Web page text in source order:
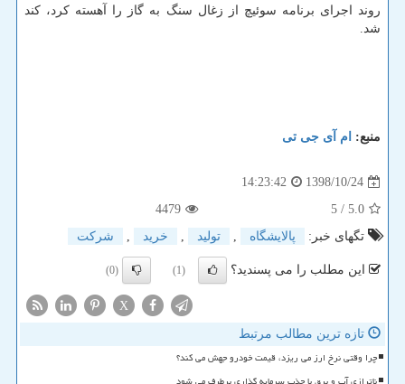
روند اجرای برنامه سوئیچ از زغال سنگ به گاز را آهسته كرد، كند
شد.
منبع: ام آی جی تی
1398/10/24
14:23:42
5.0
/ 5
4479
تگهای خبر:
پالایشگاه , تولید , خرید , شركت
این مطلب را می پسندید؟ (1)
(0)
X
تازه ترین مطالب مرتبط
چرا وقتی نرخ ارز می ریزد، قیمت خودرو جهش می کند؟